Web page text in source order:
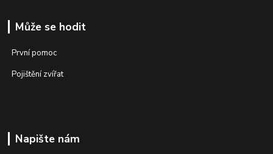
Může se hodit
První pomoc
Pojištění zvířat
Napište nám